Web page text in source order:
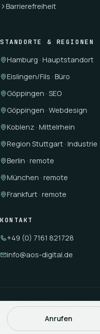
Barrierefreiheit
STANDORTE & REGIONEN
Hamburg · Hauptstandort
Eislingen/Fils · Büro
Göppingen · SEO
Göppingen · Webdesign
Koblenz · Mittelrhein
Region Stuttgart · Industrie
Berlin · remote
München · remote
Frankfurt · remote
KONTAKT
+49 (0) 7161 821728
info@aos-digital.de
Sitemap
Cookie-
Made with❤️in Hamburg ·
Anrufen